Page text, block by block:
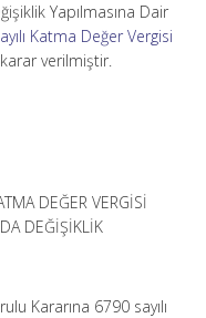
Yapılmasına Dair
Katma Değer Vergisi
verilmiştir.
DEĞER VERGİSİ
DEĞİŞİKLİK
Kararına 6790 sayılı